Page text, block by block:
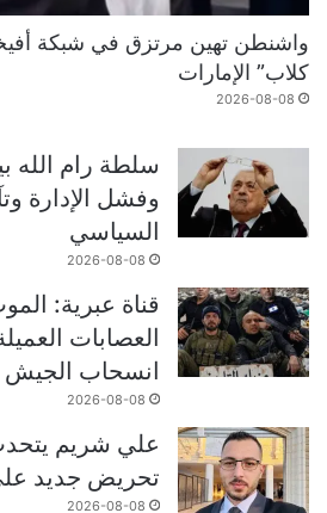
واشنطن تهين مرتزق في شبكة
كلاب” الإمارات
2026-08-08
سلطة رام الله
وفشل الإدارة
السياسي
2026-08-08
قناة عبرية:
العصابات
انسحاب الجيش
2026-08-08
علي شريم
تحريض جديد
2026-08-08